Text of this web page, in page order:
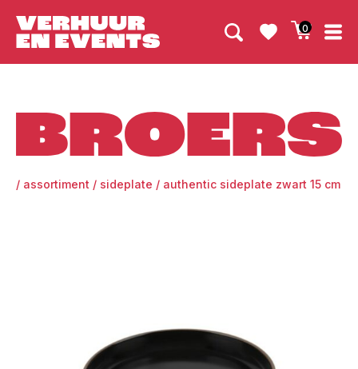
0
/ assortiment / sideplate / authentic sideplate zwart 15 cm